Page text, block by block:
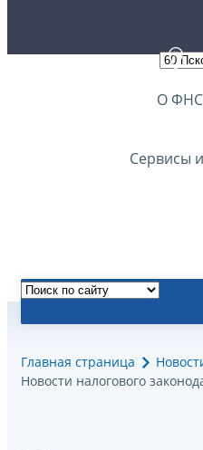
О ФНС
Сервисы
Главная страница
Новости налогового